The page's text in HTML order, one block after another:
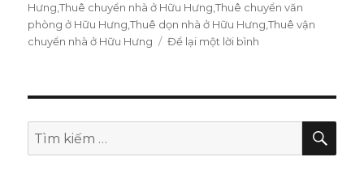
Hưng ,Thuê chuyển nhà ở Hữu Hưng ,Thuê chuyển văn
phòng ở Hữu Hưng ,Thuê dọn nhà ở Hữu Hưng ,Thuê vận
chuyển nhà ở Hữu Hưng
Để lại một lời bình
Hữu
Tìm
kiếm:
TÌM